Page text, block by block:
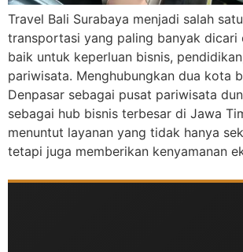
Travel Bali Surabaya menjadi salah
transportasi yang paling banyak dicari
baik untuk keperluan bisnis,
pariwisata. Menghubungkan dua kota
Denpasar sebagai pusat pariwisata
sebagai hub bisnis terbesar di Jawa
menuntut layanan yang tidak hanya
tetapi juga memberikan kenyamanan